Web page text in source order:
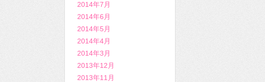
2014年7月
2014年6月
2014年5月
2014年4月
2014年3月
2013年12月
2013年11月